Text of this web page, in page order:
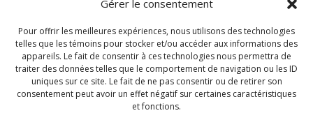
Gérer le consentement
Pour offrir les meilleures expériences, nous utilisons des technologies
telles que les témoins pour stocker et/ou accéder aux informations des
appareils. Le fait de consentir à ces technologies nous permettra de
traiter des données telles que le comportement de navigation ou les ID
uniques sur ce site. Le fait de ne pas consentir ou de retirer son
consentement peut avoir un effet négatif sur certaines caractéristiques
et fonctions.